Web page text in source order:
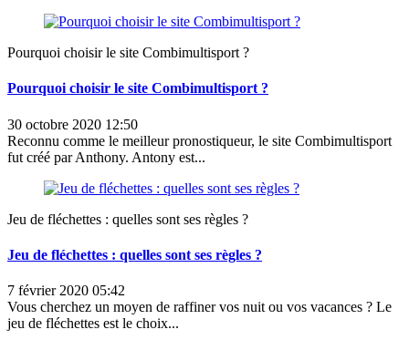
Pourquoi choisir le site Combimultisport ?
Pourquoi choisir le site Combimultisport ?
30 octobre 2020 12:50
Reconnu comme le meilleur pronostiqueur, le site Combimultisport
fut créé par Anthony. Antony est...
Jeu de fléchettes : quelles sont ses règles ?
Jeu de fléchettes : quelles sont ses règles ?
7 février 2020 05:42
Vous cherchez un moyen de raffiner vos nuit ou vos vacances ? Le
jeu de fléchettes est le choix...